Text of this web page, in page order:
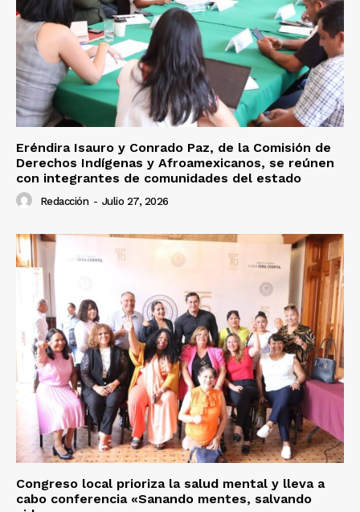
Eréndira Isauro y Conrado Paz, de la Comisión de
Derechos Indígenas y Afroamexicanos, se reúnen
con integrantes de comunidades del estado
Redacción - Julio 27, 2026
Congreso local prioriza la salud mental y lleva a
cabo conferencia «Sanando mentes, salvando